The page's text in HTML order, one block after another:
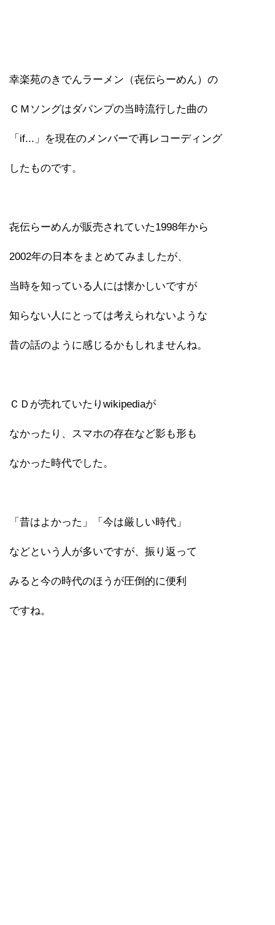
幸楽苑のきでんラーメン（㐂伝らーめん）の
ＣＭソングはダパンプの当時流行した曲の
「if...」を現在のメンバーで再レコーディング
したものです。
㐂伝らーめんが販売されていた1998年から
2002年の日本をまとめてみましたが、
当時を知っている人には懐かしいですが
知らない人にとっては考えられないような
昔の話のように感じるかもしれませんね。
ＣＤが売れていたりwikipediaが
なかったり、スマホの存在など影も形も
なかった時代でした。
「昔はよかった」「今は厳しい時代」
などという人が多いですが、振り返って
みると今の時代のほうが圧倒的に便利
ですね。